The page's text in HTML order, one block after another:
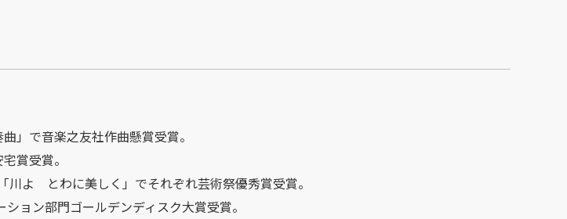
」で音楽之友社作曲懸賞受賞。
賞受賞。
川よ とわに美しく」でそれぞれ芸術祭優秀賞受賞。
ョン部門ゴールデンディスク大賞受賞。